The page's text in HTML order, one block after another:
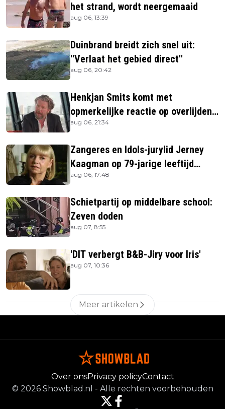
het strand, wordt neergemaaid
aug 06, 13:39
Duinbrand breidt zich snel uit:
''Verlaat het gebied direct''
aug 06, 20:42
Henkjan Smits komt met
opmerkelijke reactie op overlijden
Jerney Kaagman
aug 06, 21:34
Zangeres en Idols-jurylid Jerney
Kaagman op 79-jarige leeftijd
overleden
aug 06, 17:48
Schietpartij op middelbare school:
Zeven doden
aug 07, 8:55
'DIT verbergt B&B-Jiry voor Iris'
aug 07, 10:36
Meer artikelen
Over onsPrivacy policyContact
© 2026 Showblad.nl - Alle rechten voorbehouden